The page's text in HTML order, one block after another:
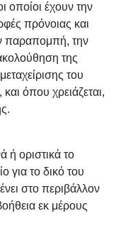
οποίοι έχουν την
πρόνοιας και
παραπομπή, την
της
του
όπου χρειάζεται,
ή οριστικά το
για το δικό του
στο περιβάλλον
εκ μέρους